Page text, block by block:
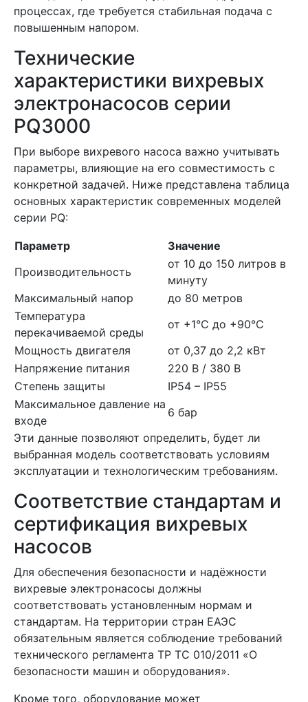
процессах, где требуется стабильная подача с
повышенным напором.
Технические
характеристики вихревых
электронасосов серии
PQ3000
При выборе вихревого насоса важно учитывать
параметры, влияющие на его совместимость с
конкретной задачей. Ниже представлена таблица
основных характеристик современных моделей
серии PQ:
Параметр
Значение
Производительность
от 10 до 150 литров в
минуту
Максимальный напор
до 80 метров
Температура
перекачиваемой среды
от +1°C до +90°C
Мощность двигателя
от 0,37 до 2,2 кВт
Напряжение питания
220 В / 380 В
Степень защиты
IP54 – IP55
Максимальное давление на
входе
6 бар
Эти данные позволяют определить, будет ли
выбранная модель соответствовать условиям
эксплуатации и технологическим требованиям.
Соответствие стандартам и
сертификация вихревых
насосов
Для обеспечения безопасности и надёжности
вихревые электронасосы должны
соответствовать установленным нормам и
стандартам. На территории стран ЕАЭС
обязательным является соблюдение требований
технического регламента ТР ТС 010/2011 «О
безопасности машин и оборудования».
Кроме того, оборудование может